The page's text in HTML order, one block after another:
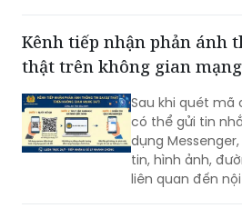
nghị nghiên cứu
hạn chế tối đa
lịch sử.
Kênh tiếp nhận phản ánh
thật trên không gian mạng
Sau khi quét mã
có thể gửi tin
dụng
tin, hình ảnh,
liên quan đến